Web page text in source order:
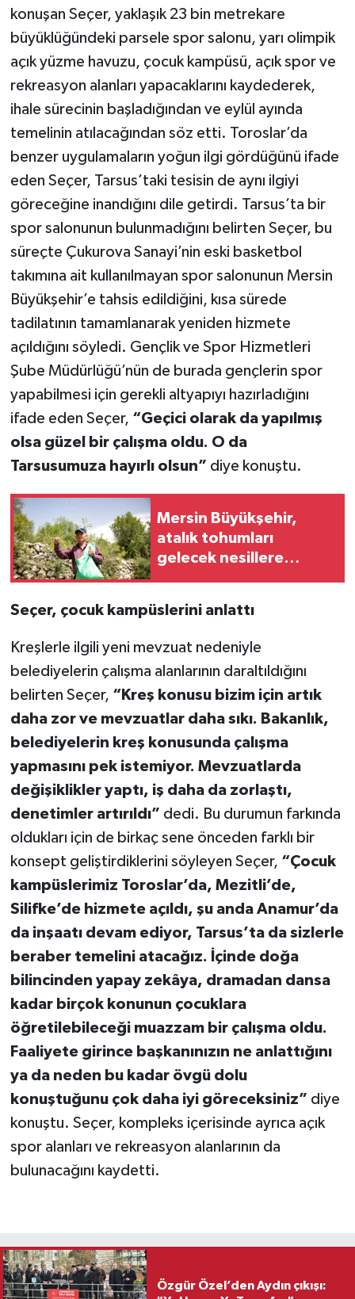
konuşan Seçer, yaklaşık 23 bin metrekare
büyüklüğündeki parsele spor salonu, yarı olimpik
açık yüzme havuzu, çocuk kampüsü, açık spor ve
rekreasyon alanları yapacaklarını kaydederek,
ihale sürecinin başladığından ve eylül ayında
temelinin atılacağından söz etti. Toroslar’da
benzer uygulamaların yoğun ilgi gördüğünü ifade
eden Seçer, Tarsus’taki tesisin de aynı ilgiyi
göreceğine inandığını dile getirdi. Tarsus’ta bir
spor salonunun bulunmadığını belirten Seçer, bu
süreçte Çukurova Sanayi’nin eski basketbol
takımına ait kullanılmayan spor salonunun Mersin
Büyükşehir’e tahsis edildiğini, kısa sürede
tadilatının tamamlanarak yeniden hizmete
açıldığını söyledi. Gençlik ve Spor Hizmetleri
Şube Müdürlüğü’nün de burada gençlerin spor
yapabilmesi için gerekli altyapıyı hazırladığını
ifade eden Seçer, “Geçici olarak da yapılmış
olsa güzel bir çalışma oldu. O da
Tarsusumuza hayırlı olsun” diye konuştu.
Mersin Büyükşehir,
atalık tohumları
gelecek nesillere
Seçer, çocuk kampüslerini anlattı
Kreşlerle ilgili yeni mevzuat nedeniyle
belediyelerin çalışma alanlarının daraltıldığını
belirten Seçer, “Kreş konusu bizim için artık
daha zor ve mevzuatlar daha sıkı. Bakanlık,
belediyelerin kreş konusunda çalışma
yapmasını pek istemiyor. Mevzuatlarda
değişiklikler yaptı, iş daha da zorlaştı,
denetimler artırıldı” dedi. Bu durumun farkında
oldukları için de birkaç sene önceden farklı bir
konsept geliştirdiklerini söyleyen Seçer, “Çocuk
kampüslerimiz Toroslar’da, Mezitli’de,
Silifke’de hizmete açıldı, şu anda Anamur’da
da inşaatı devam ediyor, Tarsus’ta da sizlerle
beraber temelini atacağız. İçinde doğa
bilincinden yapay zekâya, dramadan dansa
kadar birçok konunun çocuklara
öğretilebileceği muazzam bir çalışma oldu.
Faaliyete girince başkanınızın ne anlattığını
ya da neden bu kadar övgü dolu
konuştuğunu çok daha iyi göreceksiniz” diye
konuştu. Seçer, kompleks içerisinde ayrıca açık
spor alanları ve rekreasyon alanlarının da
bulunacağını kaydetti.
Özgür Özel’den Aydın çıkışı: